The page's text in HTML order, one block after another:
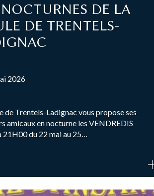
NOCTURNES DE LA
DE TRENTELS-
2026
de Trentels-Ladignac vous propose ses
amicaux en nocturne les VENDREDIS
21H00 du 22 mai au 25…